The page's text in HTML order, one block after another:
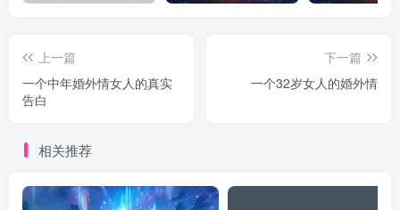
上一篇
一个中年婚外情女人的真实
告白
下一篇
一个32岁女人的婚外情
相关推荐